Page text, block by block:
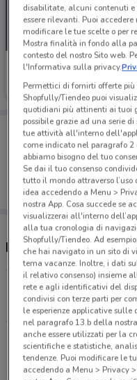
CoopVoce
Scade il 02/09
Porta
Puoi trovare
salvarle e
dal tuo
Negozi CoopVoce
Via Cervi/Via
7.2 km
Largo Agosta, 26
9.7 km
disabilitate, alcuni contenuti e
essere rilevanti. Puoi
modificare le tue scelte o per
Mostra finalità in fondo alla
contesto del nostro Sito web.
l'Informativa sulla privacy.
Permettici di fornirti offerte
Shopfully/Tiendeo puoi
quotidiani più attinenti ai tuoi
possibile grazie ad una serie
tue attività all'interno
come indicato nel paragrafo 2
abbiamo bisogno del tuo
Se dai il tuo consenso
tutto il mondo attraverso l’uso
idea accedendo a Menu >
nostra App. Cosa succede se
visualizzerai all'interno
alla tua cronologia di
Shopfully/Tiendeo. Ad
che hai navigato in un sito di
tema vacanze. Inoltre, i dati
il relativo consenso) insieme
rete e agli identificativi del
condivisi con terze parti per
le esperienze applicative
nel paragrafo 13.b della
anche essere utilizzati per la
scientifiche e statistiche,
tendenze. Puoi modificare le
accedendo a Menu > Privacy